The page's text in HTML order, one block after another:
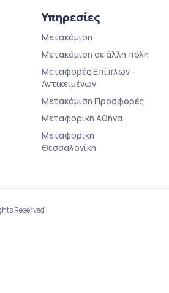
Υπηρεσίες
Μετακόμιση
Μετακόμιση σε άλλη πόλη
Μεταφορές Επίπλων -
Αντικειμένων
Μετακόμιση Προσφορές
Μεταφορική Αθήνα
Μεταφορική
Θεσσαλονίκη
Reserved